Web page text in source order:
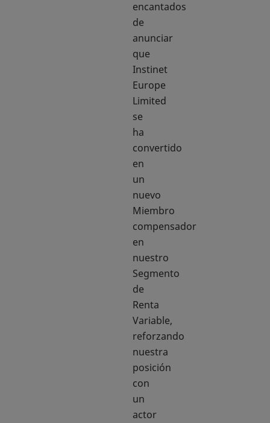
encantados
de
anunciar
que
Instinet
Europe
Limited
se
ha
convertido
en
un
nuevo
Miembro
compensador
en
nuestro
Segmento
de
Renta
Variable,
reforzando
nuestra
posición
con
un
actor